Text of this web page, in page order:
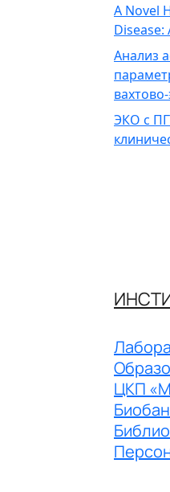
A Novel
Disease:
Анализ
ЭКО с
ЦКП